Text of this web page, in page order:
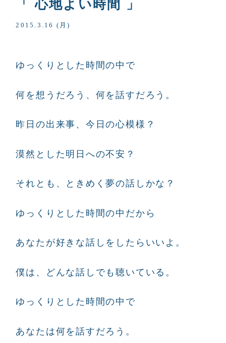
「 心地よい時間 」
2015.3.16 (月)
ゆっくりとした時間の中で
何を想うだろう、何を話すだろう。
昨日の出来事、今日の心模様？
漠然とした明日への不安？
それとも、ときめく夢の話しかな？
ゆっくりとした時間の中だから
あなたが好きな話しをしたらいいよ。
僕は、どんな話しでも聴いている。
ゆっくりとした時間の中で
あなたは何を話すだろう。